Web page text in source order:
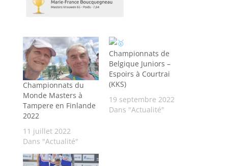
Championnats du
Monde Masters à
Tampere en Finlande
2022
11 juillet 2022
Dans "Actualité"
Championnats de
Belgique Juniors –
Espoirs à Courtrai
(KKS)
19 septembre 2022
Dans "Actualité"